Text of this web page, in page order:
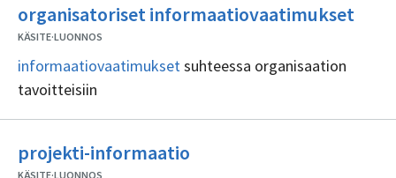
organisatoriset informaatiovaatimukset
KÄSITE·LUONNOS
informaatiovaatimuksetsuhteessa organisaation
tavoitteisiin
projekti-informaatio
KÄSITE·LUONNOS